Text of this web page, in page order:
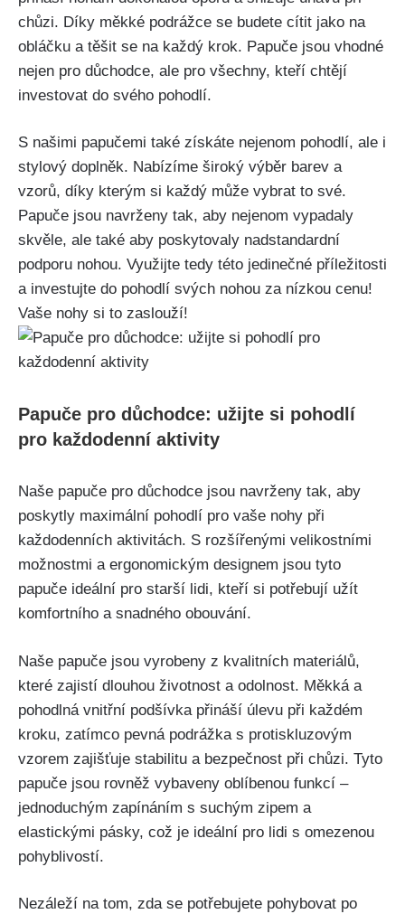
chůzi. Díky​ měkké podrážce ⁢se budete cítit jako na
obláčku a ⁣těšit se na ​každý krok. Papuče jsou vhodné
nejen pro důchodce, ale​ pro všechny, kteří ⁢chtějí
⁣investovat do svého pohodlí.
S našimi papučemi také získáte ⁣nejenom pohodlí, ‌ale i
stylový doplněk. Nabízíme široký výběr barev a
vzorů, díky⁢ kterým ⁤si ⁣každý‍ může vybrat to⁣ své.
Papuče jsou navrženy tak, aby ⁣nejenom vypadaly​
skvěle, ​ale také aby poskytovaly nadstandardní
podporu⁤ nohou. Využijte tedy této jedinečné⁤ příležitosti
a investujte do pohodlí⁢ svých nohou ​za nízkou cenu!
Vaše nohy si to zaslouží!
Papuče pro důchodce: užijte‌ si pohodlí
pro každodenní aktivity
Naše papuče ​pro důchodce jsou navrženy tak, aby
poskytly maximální pohodlí pro vaše⁣ nohy při⁤
každodenních aktivitách. S rozšířenými velikostními
⁣možnostmi a ergonomickým designem jsou⁢ tyto
papuče ideální pro starší lidi, ​kteří si potřebují ‌užít
komfortního a snadného obouvání.‌
Naše ‍papuče jsou vyrobeny ⁤z kvalitních⁤ materiálů,
které zajistí dlouhou životnost a odolnost. Měkká a
pohodlná vnitřní⁤ podšívka přináší úlevu při každém
kroku, zatímco pevná​ podrážka s protiskluzovým
vzorem ⁣zajišťuje stabilitu‍ a bezpečnost při chůzi. ⁣Tyto
papuče jsou rovněž vybaveny oblíbenou funkcí –
jednoduchým zapínáním⁢ s suchým zipem ⁤a
elastickými pásky, což je ​ideální⁤ pro‌ lidi s omezenou
pohyblivostí.
Nezáleží na tom, zda ​se⁤ potřebujete pohybovat po